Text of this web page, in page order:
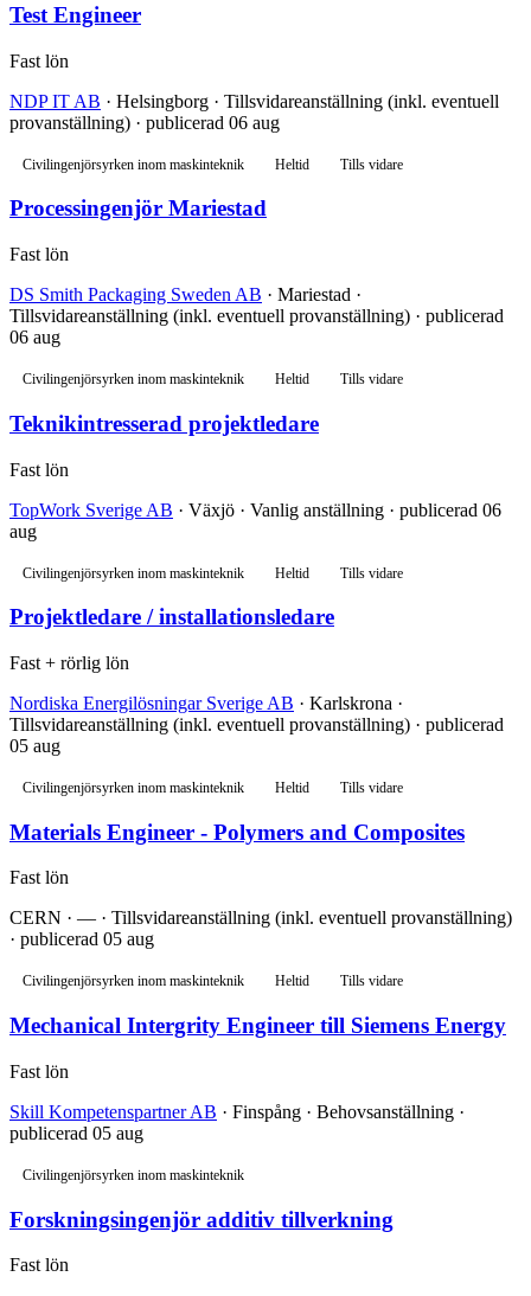
Test Engineer
Fast lön
NDP IT AB · Helsingborg · Tillsvidareanställning (inkl. eventuell
provanställning) · publicerad 06 aug
Civilingenjörsyrken inom maskinteknik Heltid Tills vidare
Processingenjör Mariestad
Fast lön
DS Smith Packaging Sweden AB · Mariestad ·
Tillsvidareanställning (inkl. eventuell provanställning) · publicerad
06 aug
Civilingenjörsyrken inom maskinteknik Heltid Tills vidare
Teknikintresserad projektledare
Fast lön
TopWork Sverige AB · Växjö · Vanlig anställning · publicerad 06
aug
Civilingenjörsyrken inom maskinteknik Heltid Tills vidare
Projektledare / installationsledare
Fast + rörlig lön
Nordiska Energilösningar Sverige AB · Karlskrona ·
Tillsvidareanställning (inkl. eventuell provanställning) · publicerad
05 aug
Civilingenjörsyrken inom maskinteknik Heltid Tills vidare
Materials Engineer - Polymers and Composites
Fast lön
CERN · — · Tillsvidareanställning (inkl. eventuell provanställning)
· publicerad 05 aug
Civilingenjörsyrken inom maskinteknik Heltid Tills vidare
Mechanical Intergrity Engineer till Siemens Energy
Fast lön
Skill Kompetenspartner AB · Finspång · Behovsanställning ·
publicerad 05 aug
Civilingenjörsyrken inom maskinteknik
Forskningsingenjör additiv tillverkning
Fast lön